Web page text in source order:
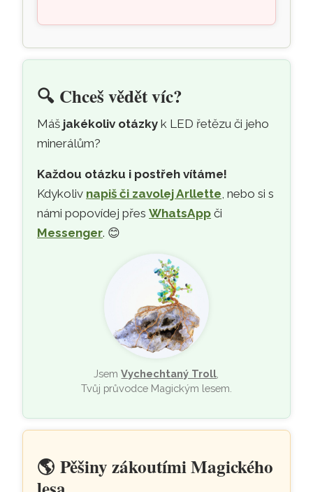
🔍 Chceš vědět víc?
Máš jakékoliv otázky k LED řetězu či jeho
minerálům?
Každou otázku i postřeh vítáme!
Kdykoliv napiš či zavolej Arllette, nebo si s
námi popovídej přesWhatsApp či
Messenger. 😊
JsemVychechtaný Troll
Tvůj průvodce Magickým lesem.
🌎Pěšiny zákoutími Magického